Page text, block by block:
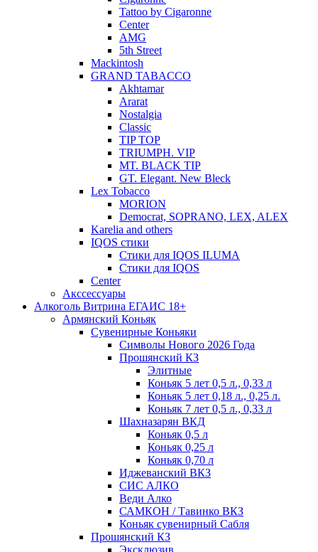
Tattoo by Cigaronne
Center
AMG
5th Street
Mackintosh
GRAND TABACCO
Akhtamar
Ararat
Nostalgia
Classic
TIP TOP
TRIUMPH. VIP
MT. BLACK TIP
GT. Elegant. New Bleck
Lex Tobacco
MORION
Democrat, SOPRANO, LEX, ALEX
Karelia and others
IQOS стики
Стики для IQOS ILUMA
Стики для IQOS
Сenter
Акссессуары
Алкоголь Витрина ЕГАИС 18+
Армянский Коньяк
Сувенирные Коньяки
Символы Нового 2026 Года
Прошянский КЗ
Элитные
Коньяк 5 лет 0,5 л., 0,33 л
Коньяк 5 лет 0,18 л., 0,25 л.
Коньяк 7 лет 0,5 л., 0,33 л
Шахназарян ВКД
Коньяк 0,5 л
Коньяк 0,25 л
Коньяк 0,70 л
Иджеванский ВКЗ
СИС АЛКО
Веди Алко
САМКОН / Тавинко ВКЗ
Коньяк сувенирный Сабля
Прошянский КЗ
Эксклюзив